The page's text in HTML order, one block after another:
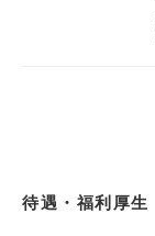
待遇・福利厚生